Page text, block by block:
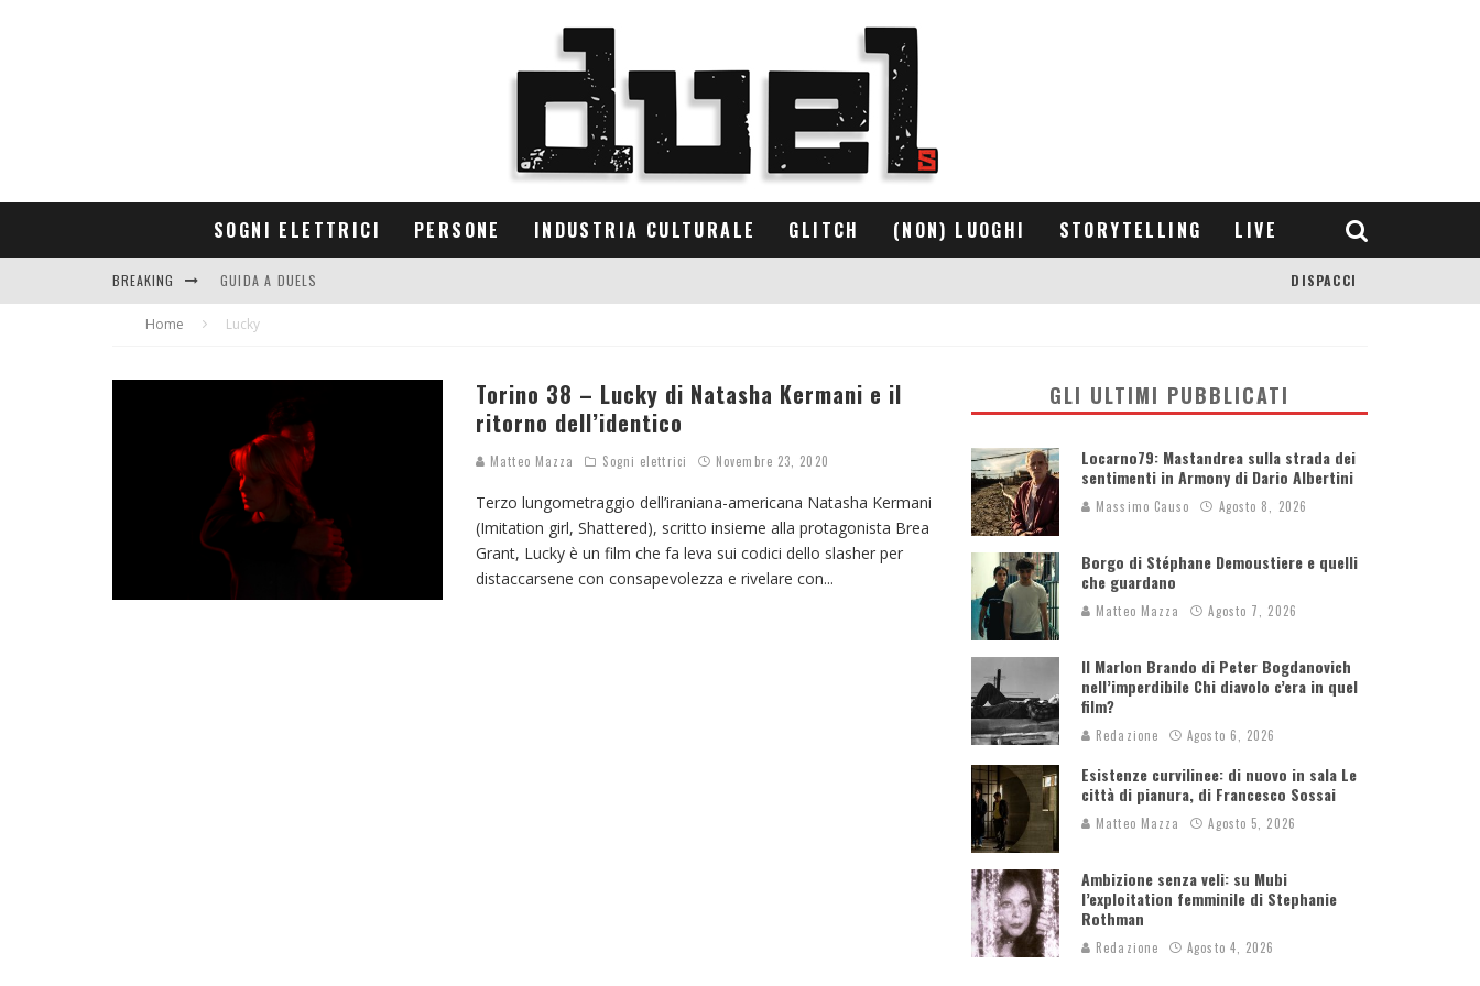
SOGNI ELETTRICI PERSONE INDUSTRIA CULTURALE GLITCH (NON) LUOGHI STORYTELLING LIVE
BREAKING GUIDA A DUELS
CONTRIBUTORS
DISPACCI
Home Lucky
Torino 38 – Lucky di Natasha Kermani e il
ritorno dell’identico
Matteo Mazza Sogni elettrici Novembre 23, 2020
Terzo lungometraggio dell’iraniana-americana Natasha Kermani
(Imitation girl, Shattered), scritto insieme alla protagonista Brea
Grant, Lucky è un film che fa leva sui codici dello slasher per
distaccarsene con consapevolezza e rivelare con...
GLI ULTIMI PUBBLICATI
Locarno79: Mastandrea sulla strada dei
sentimenti in Armony di Dario Albertini
Massimo Causo Agosto 8, 2026
Borgo di Stéphane Demoustiere e quelli
che guardano
Matteo Mazza Agosto 7, 2026
Il Marlon Brando di Peter Bogdanovich
nell’imperdibile Chi diavolo c’era in quel
film?
Redazione Agosto 6, 2026
Esistenze curvilinee: di nuovo in sala Le
città di pianura, di Francesco Sossai
Matteo Mazza Agosto 5, 2026
Ambizione senza veli: su Mubi
l’exploitation femminile di Stephanie
Rothman
Redazione Agosto 4, 2026